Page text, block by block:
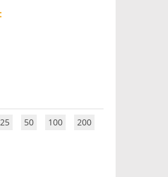
25 50 100 200